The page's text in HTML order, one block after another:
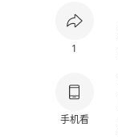
1
手机看